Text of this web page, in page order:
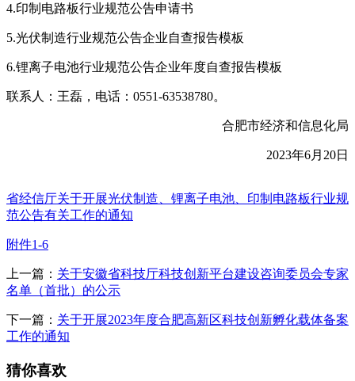
4.印制电路板行业规范公告申请书
5.光伏制造行业规范公告企业自查报告模板
6.锂离子电池行业规范公告企业年度自查报告模板
联系人：王磊，电话：0551-63538780。
合肥市经济和信息化局
2023年6月20日
省经信厅关于开展光伏制造、锂离子电池、印制电路板行业规
范公告有关工作的通知
附件1-6
上一篇： 关于安徽省科技厅科技创新平台建设咨询委员会专家
名单（首批）的公示
下一篇： 关于开展2023年度合肥高新区科技创新孵化载体备案
工作的通知
猜你喜欢